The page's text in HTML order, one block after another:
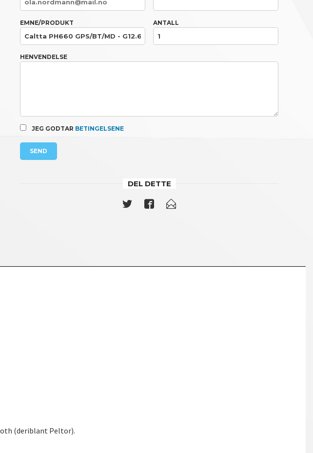
EMNE/PRODUKT ANTALL
HENVENDELSE
JEG GODTAR BETINGELSENE
SEND
DEL DETTE
(deriblant Peltor).